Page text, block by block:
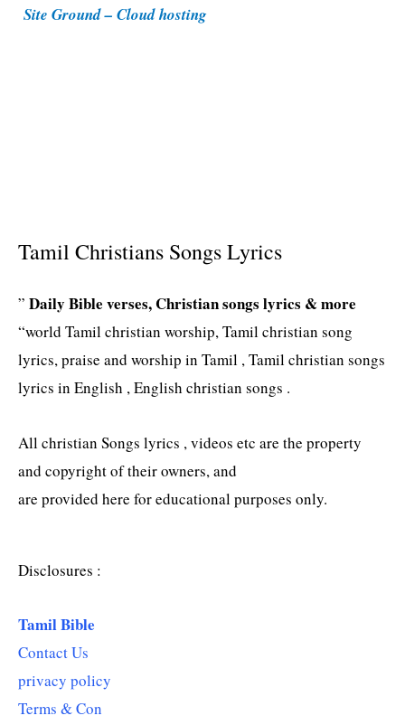
e
Site Ground – Cloud hosting
Tamil Christians Songs Lyrics
” Daily Bible verses, Christian songs lyrics & more
“world Tamil christian worship, Tamil christian song
lyrics, praise and worship in Tamil , Tamil christian songs
lyrics in English , English christian songs .
All christian Songs lyrics , videos etc are the property
and copyright of their owners, and
are provided here for educational purposes only.
Disclosures :
Tamil Bible
Contact Us
privacy policy
Terms & Con